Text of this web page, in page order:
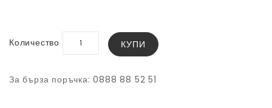
Количество КУПИ
За бърза поръчка: 0888 88 52 51